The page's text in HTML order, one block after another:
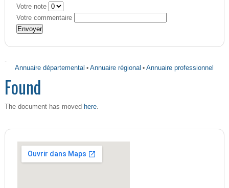
Votre note
Votre commentaire
-
Annuaire départemental •Annuaire régional •Annuaire professionnel
Found
The document has moved here.